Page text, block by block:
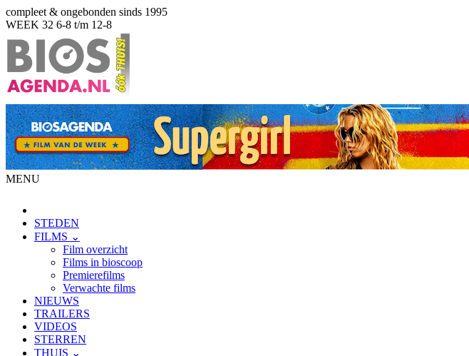
compleet & ongebonden sinds 1995
WEEK 32 6-8 t/m 12-8
MENU
STEDEN
FILMS ⌄
Film overzicht
Films in bioscoop
Premierefilms
Verwachte films
NIEUWS
TRAILERS
VIDEOS
STERREN
THUIS ⌄